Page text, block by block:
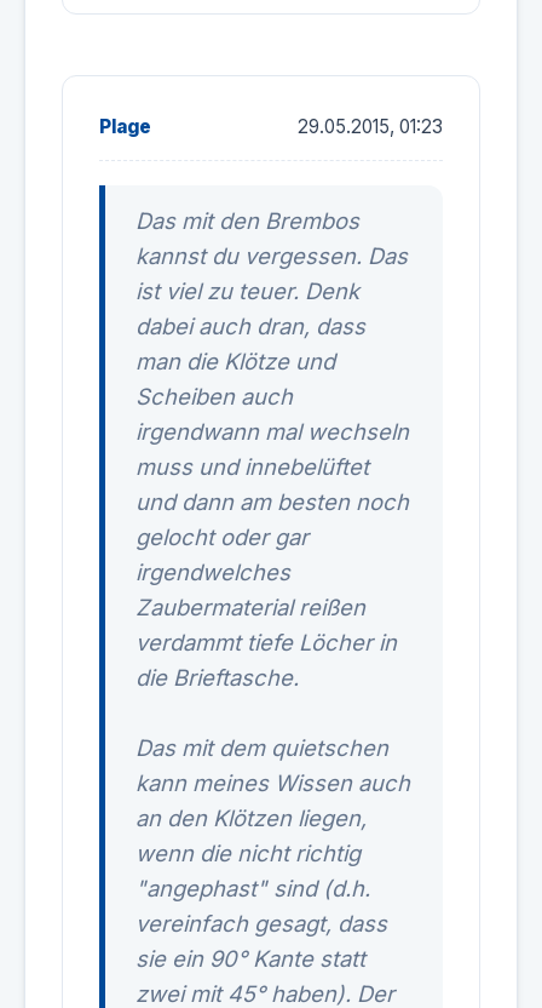
Plage 29.05.2015, 01:23
Das mit den Brembos
kannst du vergessen. Das
ist viel zu teuer. Denk
dabei auch dran, dass
man die Klötze und
Scheiben auch
irgendwann mal wechseln
muss und innebelüftet
und dann am besten noch
gelocht oder gar
irgendwelches
Zaubermaterial reißen
verdammt tiefe Löcher in
die Brieftasche.
Das mit dem quietschen
kann meines Wissen auch
an den Klötzen liegen,
wenn die nicht richtig
"angephast" sind (d.h.
vereinfach gesagt, dass
sie ein 90° Kante statt
zwei mit 45° haben). Der